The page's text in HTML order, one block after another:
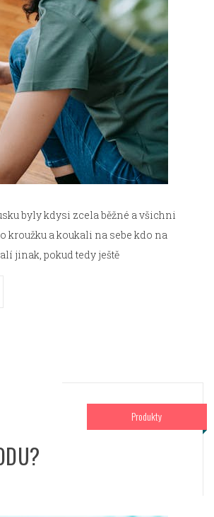
byly kdysi zcela běžné a všichni
a koukali na sebe kdo na
jinak, pokud tedy ještě
Produkty